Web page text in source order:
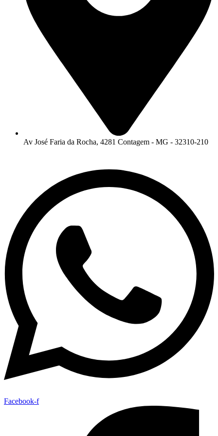
Av José Faria da Rocha, 4281 Contagem - MG - 32310-210
Facebook-f